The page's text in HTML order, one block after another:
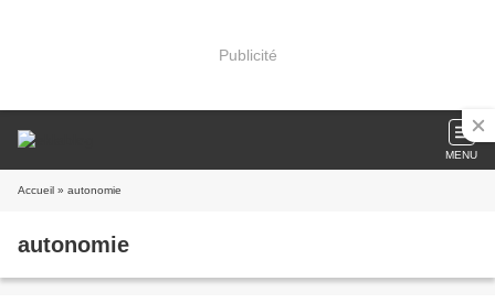
Publicité
MENU
Accueil » autonomie
autonomie